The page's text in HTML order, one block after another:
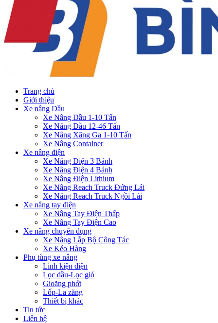
Trang chủ
Giới thiệu
Xe nâng Dầu
Xe Nâng Dầu 1-10 Tấn
Xe Nâng Dầu 12-46 Tấn
Xe Nâng Xăng Ga 1-10 Tấn
Xe Nâng Container
Xe nâng điện
Xe Nâng Điện 3 Bánh
Xe Nâng Điện 4 Bánh
Xe Nâng Điện Lithium
Xe Nâng Reach Truck Đứng Lái
Xe Nâng Reach Truck Ngồi Lái
Xe nâng tay điện
Xe Nâng Tay Điện Thấp
Xe Nâng Tay Điện Cao
Xe nâng chuyên dụng
Xe Nâng Lắp Bộ Công Tác
Xe Kéo Hàng
Phụ tùng xe nâng
Linh kiện điện
Lọc dầu-Lọc gió
Gioăng phớt
Lốp-La zăng
Thiết bị khác
Tin tức
Liên hệ